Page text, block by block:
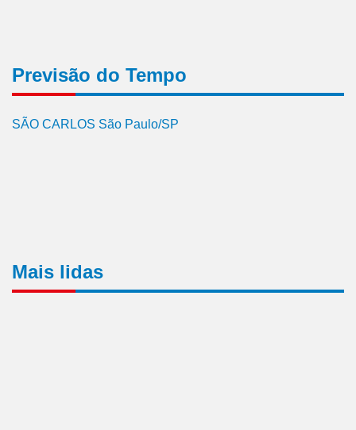
Previsão do Tempo
SÃO CARLOS São Paulo/SP
Mais lidas